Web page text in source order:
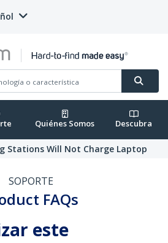
Quiénes Somos Descubra
Stations Will Not Charge Laptop
SOPORTE
FAQs
este